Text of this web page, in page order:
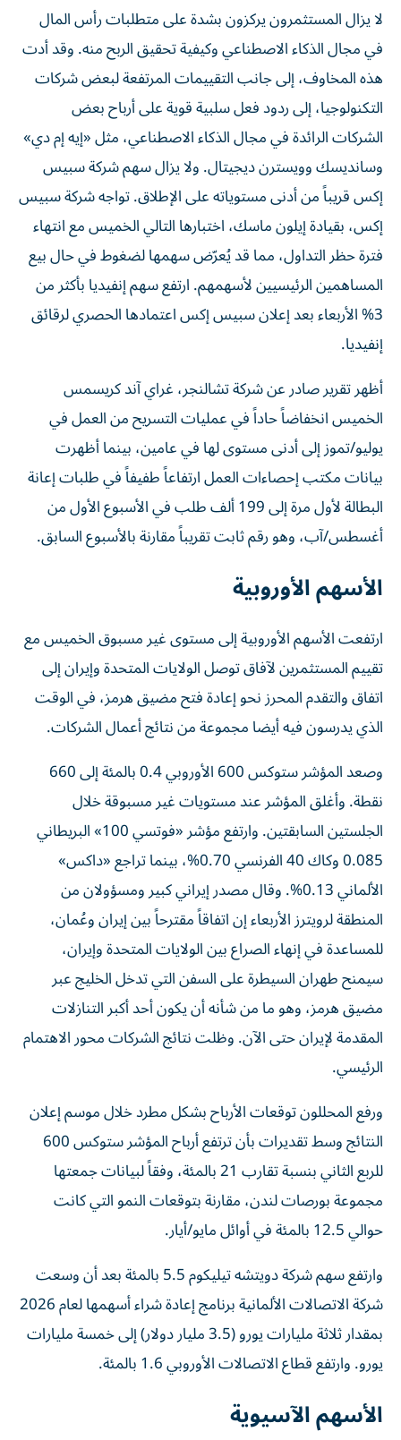
لا يزال المستثمرون يركزون بشدة على متطلبات رأس المال
في مجال الذكاء الاصطناعي وكيفية تحقيق الربح منه. وقد أدت
هذه المخاوف، إلى جانب التقييمات المرتفعة لبعض شركات
التكنولوجيا، إلى ردود فعل سلبية قوية على أرباح بعض
الشركات الرائدة في مجال الذكاء الاصطناعي، مثل «إيه إم دي»
وسانديسك وويسترن ديجيتال. ولا يزال سهم شركة سبيس
إكس قريباً من أدنى مستوياته على الإطلاق. تواجه شركة سبيس
إكس، بقيادة إيلون ماسك، اختبارها التالي الخميس مع انتهاء
فترة حظر التداول، مما قد يُعرّض سهمها لضغوط في حال بيع
المساهمين الرئيسيين لأسهمهم. ارتفع سهم إنفيديا بأكثر من
3% الأربعاء بعد إعلان سبيس إكس اعتمادها الحصري لرقائق
إنفيديا.
أظهر تقرير صادر عن شركة تشالنجر، غراي آند كريسمس
الخميس انخفاضاً حاداً في عمليات التسريح من العمل في
يوليو/تموز إلى أدنى مستوى لها في عامين، بينما أظهرت
بيانات مكتب إحصاءات العمل ارتفاعاً طفيفاً في طلبات إعانة
البطالة لأول مرة إلى 199 ألف طلب في الأسبوع الأول من
أغسطس/آب، وهو رقم ثابت تقريباً مقارنة بالأسبوع السابق.
الأسهم الأوروبية
ارتفعت الأسهم الأوروبية إلى مستوى غير مسبوق الخميس مع
تقييم المستثمرين لآفاق توصل الولايات المتحدة وإيران إلى
اتفاق ‌والتقدم المحرز نحو إعادة فتح مضيق هرمز، في الوقت
الذي يدرسون فيه أيضا مجموعة من نتائج أعمال الشركات.
وصعد ‌المؤشر ستوكس 600 الأوروبي ‌0.4 بالمئة إلى 660
نقطة. وأغلق المؤشر عند مستويات غير مسبوقة خلال
الجلستين السابقتين. وارتفع مؤشر «فوتسي 100» البريطاني
0.085 وكاك 40 الفرنسي 0.70%، بينما تراجع «داكس»
الألماني 0.13%. وقال مصدر إيراني ‌كبير ومسؤولان من
المنطقة لرويترز الأربعاء إن اتفاقاً مقترحاً بين إيران وعُمان،
للمساعدة في إنهاء الصراع بين الولايات المتحدة وإيران،
سيمنح طهران السيطرة على السفن التي تدخل الخليج عبر
مضيق هرمز، وهو ما من شأنه أن يكون أحد أكبر التنازلات
المقدمة لإيران حتى الآن. وظلت نتائج الشركات محور الاهتمام
الرئيسي.
ورفع المحللون توقعات الأرباح بشكل مطرد خلال موسم إعلان
‌النتائج وسط تقديرات بأن ترتفع أرباح المؤشر ستوكس 600
للربع الثاني بنسبة تقارب 21 بالمئة، وفقاً لبيانات جمعتها
مجموعة بورصات لندن، مقارنة بتوقعات النمو التي كانت
حوالي 12.5 بالمئة في أوائل مايو/أيار.
وارتفع سهم شركة دويتشه تيليكوم 5.5 بالمئة بعد أن وسعت
شركة الاتصالات الألمانية برنامج ‌إعادة شراء أسهمها لعام 2026
بمقدار ثلاثة مليارات يورو (3.5 ‌مليار دولار) إلى خمسة مليارات
يورو. وارتفع قطاع الاتصالات الأوروبي 1.6 بالمئة.
الأسهم الآسيوية